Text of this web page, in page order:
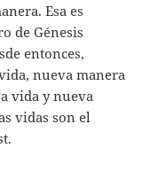
Esa es
de Génesis
entonces,
nueva manera
vida y nueva
vidas son el